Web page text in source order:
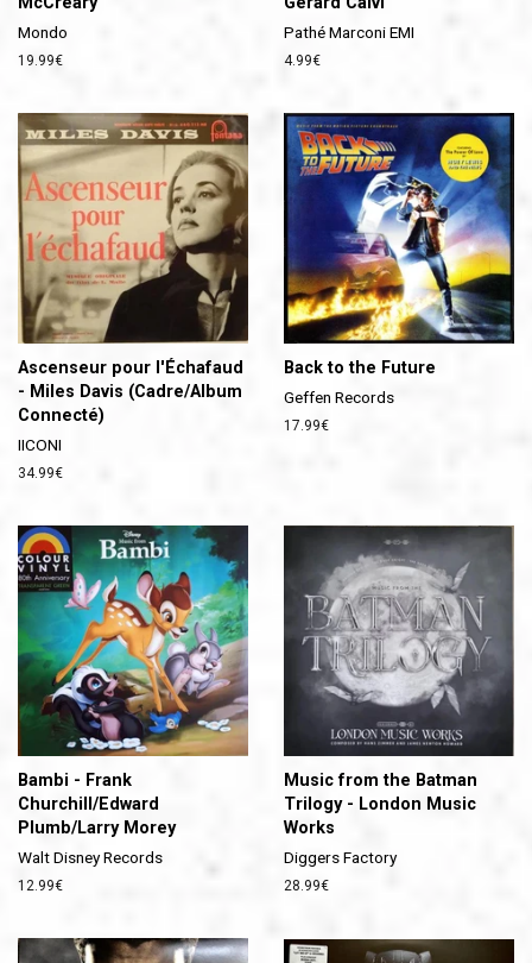
Mondo
Prix
19.99€
Pathé Marconi EMI
Prix
4.99€
Ascenseur pour l'Échafaud
- Miles Davis (Cadre/Album
Connecté)
IICONI
Prix
34.99€
Back to the Future
Geffen Records
Prix
17.99€
Bambi - Frank
Churchill/Edward
Plumb/Larry Morey
Walt Disney Records
Prix
12.99€
Music from the Batman
Trilogy - London Music
Works
Diggers Factory
Prix
28.99€